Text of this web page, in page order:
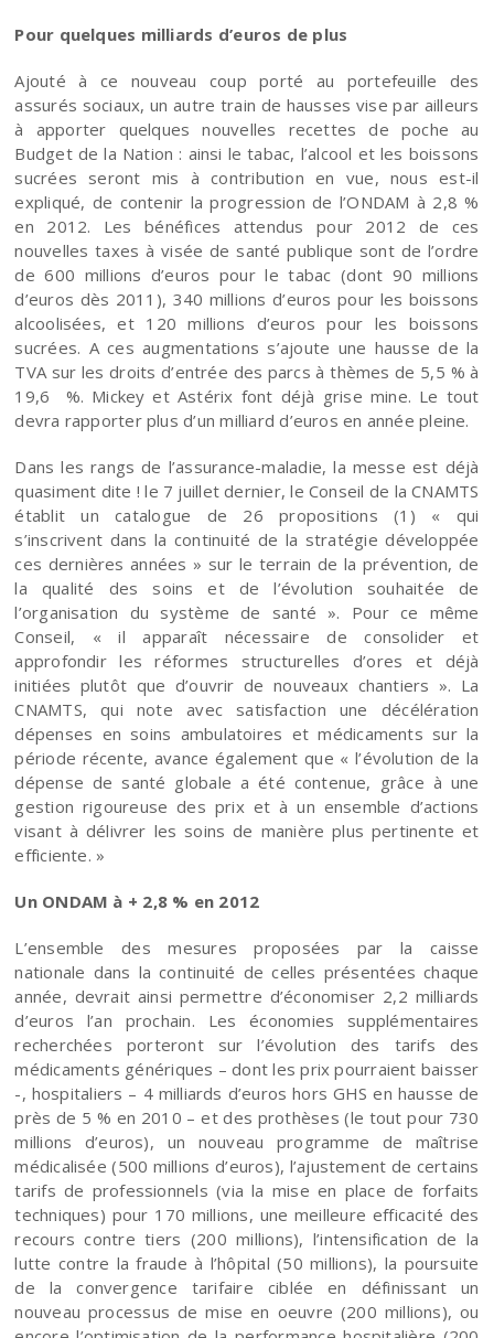
Pour quelques milliards d’euros de plus
Ajouté à ce nouveau coup porté au portefeuille des
assurés sociaux, un autre train de hausses vise par ailleurs
à apporter quelques nouvelles recettes de poche au
Budget de la Nation : ainsi le tabac, l’alcool et les boissons
sucrées seront mis à contribution en vue, nous est-il
expliqué, de contenir la progression de l’ONDAM à 2,8 %
en 2012. Les bénéfices attendus pour 2012 de ces
nouvelles taxes à visée de santé publique sont de l’ordre
de 600 millions d’euros pour le tabac (dont 90 millions
d’euros dès 2011), 340 millions d’euros pour les boissons
alcoolisées, et 120 millions d’euros pour les boissons
sucrées. A ces augmentations s’ajoute une hausse de la
TVA sur les droits d’entrée des parcs à thèmes de 5,5 % à
19,6 %. Mickey et Astérix font déjà grise mine. Le tout
devra rapporter plus d’un milliard d’euros en année pleine.
Dans les rangs de l’assurance-maladie, la messe est déjà
quasiment dite ! le 7 juillet dernier, le Conseil de la CNAMTS
établit un catalogue de 26 propositions (1) « qui
s’inscrivent dans la continuité de la stratégie développée
ces dernières années » sur le terrain de la prévention, de
la qualité des soins et de l’évolution souhaitée de
l’organisation du système de santé ». Pour ce même
Conseil, « il apparaît nécessaire de consolider et
approfondir les réformes structurelles d’ores et déjà
initiées plutôt que d’ouvrir de nouveaux chantiers ». La
CNAMTS, qui note avec satisfaction une décélération
dépenses en soins ambulatoires et médicaments sur la
période récente, avance également que « l’évolution de la
dépense de santé globale a été contenue, grâce à une
gestion rigoureuse des prix et à un ensemble d’actions
visant à délivrer les soins de manière plus pertinente et
efficiente. »
Un ONDAM à + 2,8 % en 2012
L’ensemble des mesures proposées par la caisse
nationale dans la continuité de celles présentées chaque
année, devrait ainsi permettre d’économiser 2,2 milliards
d’euros l’an prochain. Les économies supplémentaires
recherchées porteront sur l’évolution des tarifs des
médicaments génériques – dont les prix pourraient baisser
-, hospitaliers – 4 milliards d’euros hors GHS en hausse de
près de 5 % en 2010 – et des prothèses (le tout pour 730
millions d’euros), un nouveau programme de maîtrise
médicalisée (500 millions d’euros), l’ajustement de certains
tarifs de professionnels (via la mise en place de forfaits
techniques) pour 170 millions, une meilleure efficacité des
recours contre tiers (200 millions), l’intensification de la
lutte contre la fraude à l’hôpital (50 millions), la poursuite
de la convergence tarifaire ciblée en définissant un
nouveau processus de mise en oeuvre (200 millions), ou